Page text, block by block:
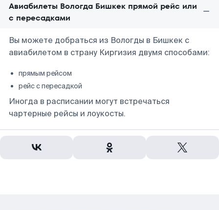
Авиабилеты Вологда Бишкек прямой рейс или
с пересадками
Вы можете добраться из Вологды в Бишкек с
авиабилетом в страну Киргизия двумя способами:
прямым рейсом
рейс с пересадкой
Иногда в расписании могут встречаться
чартерные рейсы и лоукосты.